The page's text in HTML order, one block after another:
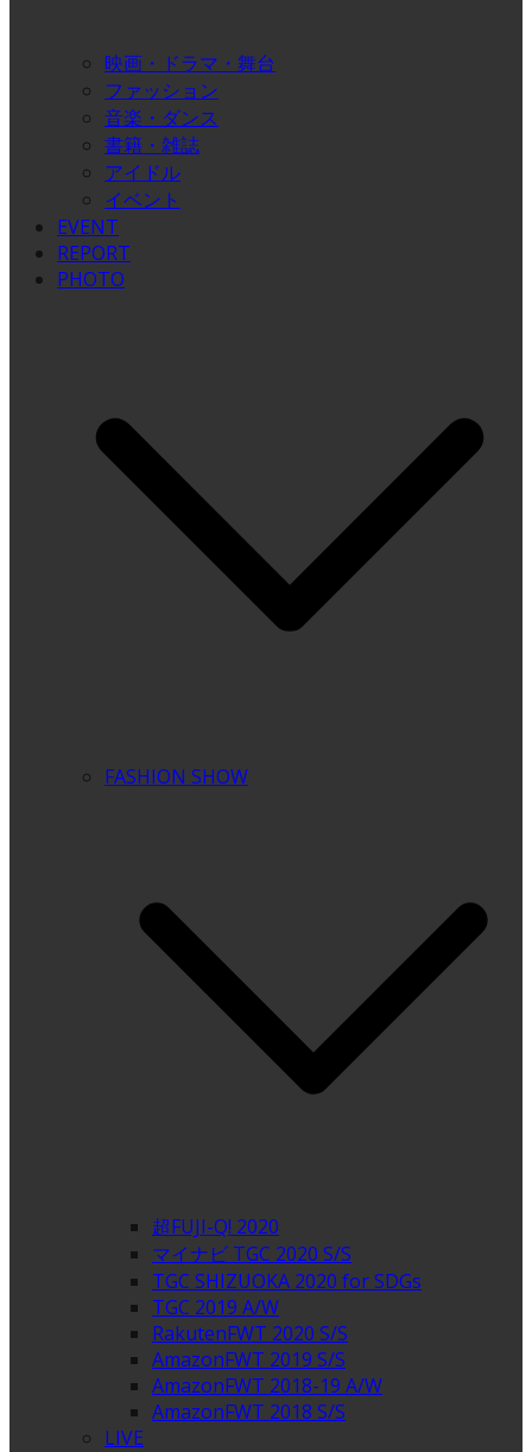
映画・ドラマ・舞台
ファッション
音楽・ダンス
書籍・雑誌
アイドル
イベント
EVENT
REPORT
PHOTO
FASHION SHOW
超FUJI-Q! 2020
マイナビ TGC 2020 S/S
TGC SHIZUOKA 2020 for SDGs
TGC 2019 A/W
RakutenFWT 2020 S/S
AmazonFWT 2019 S/S
AmazonFWT 2018-19 A/W
AmazonFWT 2018 S/S
LIVE